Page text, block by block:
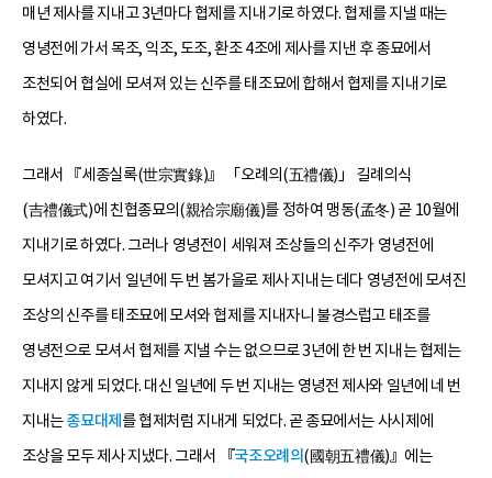
매년 제사를 지내고 3년마다 협제를 지내기로 하였다. 협제를 지낼 때는
영녕전에 가서 목조, 익조, 도조, 환조 4조에 제사를 지낸 후 종묘에서
조천되어 협실에 모셔져 있는 신주를 태조묘에 합해서 협제를 지내기로
하였다.
그래서 『세종실록(世宗實錄)』 「오례의(五禮儀)」 길례의식
(吉禮儀式)에 친협종묘의(親祫宗廟儀)를 정하여 맹동(孟冬) 곧 10월에
지내기로 하였다. 그러나 영녕전이 세워져 조상들의 신주가 영녕전에
모셔지고 여기서 일년에 두 번 봄가을로 제사 지내는 데다 영녕전에 모셔진
조상의 신주를 태조묘에 모셔와 협제를 지내자니 불경스럽고 태조를
영녕전으로 모셔서 협제를 지낼 수는 없으므로 3년에 한 번 지내는 협제는
지내지 않게 되었다. 대신 일년에 두 번 지내는 영녕전 제사와 일년에 네 번
지내는종묘대제 를 협제처럼 지내게 되었다. 곧 종묘에서는 사시제에
조상을 모두 제사 지냈다. 그래서 『국조오례의(國朝五禮儀)』에는